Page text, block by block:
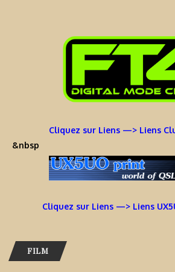
Cliquez sur Liens —> Liens
&nbsp
Cliquez sur Liens —> Liens
FILM